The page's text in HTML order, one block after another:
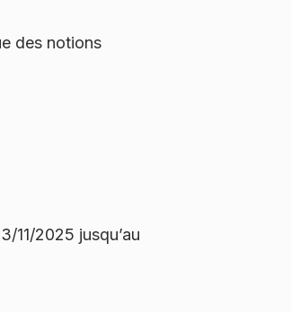
des notions
11/2025 jusqu’au